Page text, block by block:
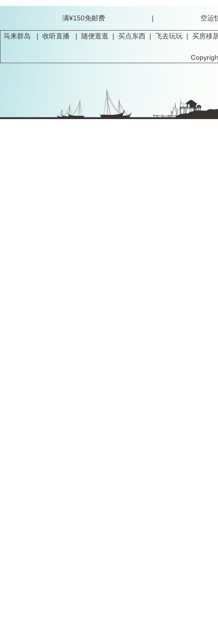
满¥150免邮费 |
马来群岛 |收听直播 | 随便逛逛 |买点东西 |飞去玩玩 |买房移